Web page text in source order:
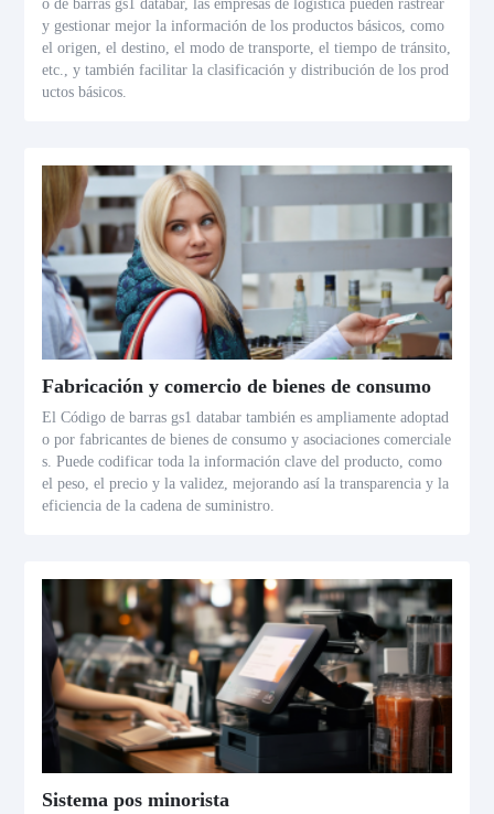
o de barras gs1 databar, las empresas de logística pueden rastrear
y gestionar mejor la información de los productos básicos, como
el origen, el destino, el modo de transporte, el tiempo de tránsito,
etc., y también facilitar la clasificación y distribución de los prod
uctos básicos.
Fabricación y comercio de bienes de consumo
El Código de barras gs1 databar también es ampliamente adoptad
o por fabricantes de bienes de consumo y asociaciones comerciale
s. Puede codificar toda la información clave del producto, como
el peso, el precio y la validez, mejorando así la transparencia y la
eficiencia de la cadena de suministro.
Sistema pos minorista